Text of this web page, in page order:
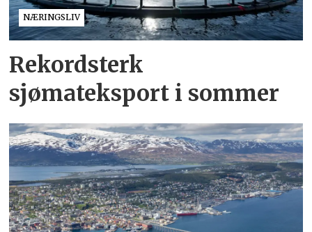
NÆRINGSLIV
Rekordsterk
sjømateksport i sommer